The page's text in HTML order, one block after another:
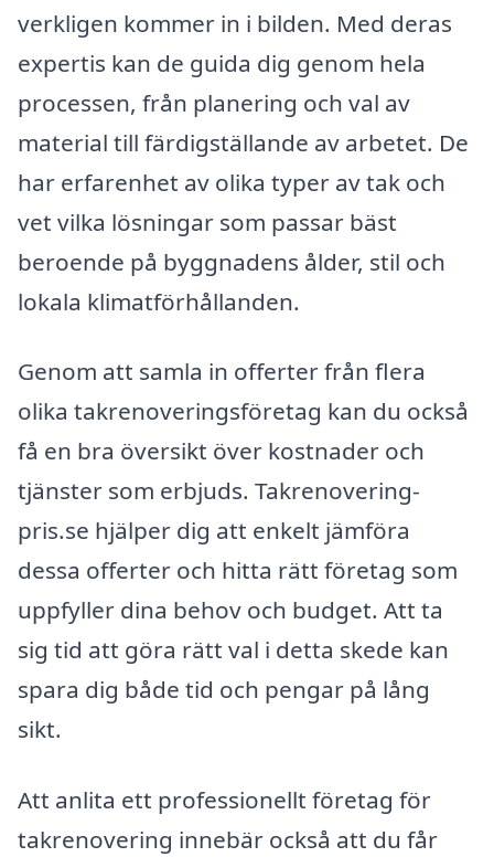
verkligen kommer in i bilden. Med deras
expertis kan de guida dig genom hela
processen, från planering och val av
material till färdigställande av arbetet. De
har erfarenhet av olika typer av tak och
vet vilka lösningar som passar bäst
beroende på byggnadens ålder, stil och
lokala klimatförhållanden.
Genom att samla in offerter från flera
olika takrenoveringsföretag kan du också
få en bra översikt över kostnader och
tjänster som erbjuds. Takrenovering-
pris.se hjälper dig att enkelt jämföra
dessa offerter och hitta rätt företag som
uppfyller dina behov och budget. Att ta
sig tid att göra rätt val i detta skede kan
spara dig både tid och pengar på lång
sikt.
Att anlita ett professionellt företag för
takrenovering innebär också att du får